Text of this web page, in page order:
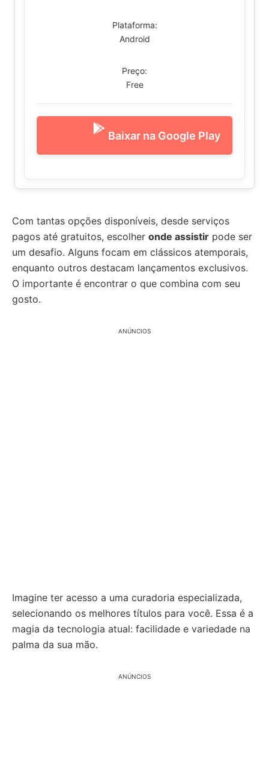
Plataforma:
Android
Preço:
Free
Baixar na Google Play
Com tantas opções disponíveis, desde serviços
pagos até gratuitos, escolher onde assistir pode ser
um desafio. Alguns focam em clássicos atemporais,
enquanto outros destacam lançamentos exclusivos.
O importante é encontrar o que combina com seu
gosto.
ANÚNCIOS
Imagine ter acesso a uma curadoria especializada,
selecionando os melhores títulos para você. Essa é a
magia da tecnologia atual: facilidade e variedade na
palma da sua mão.
ANÚNCIOS